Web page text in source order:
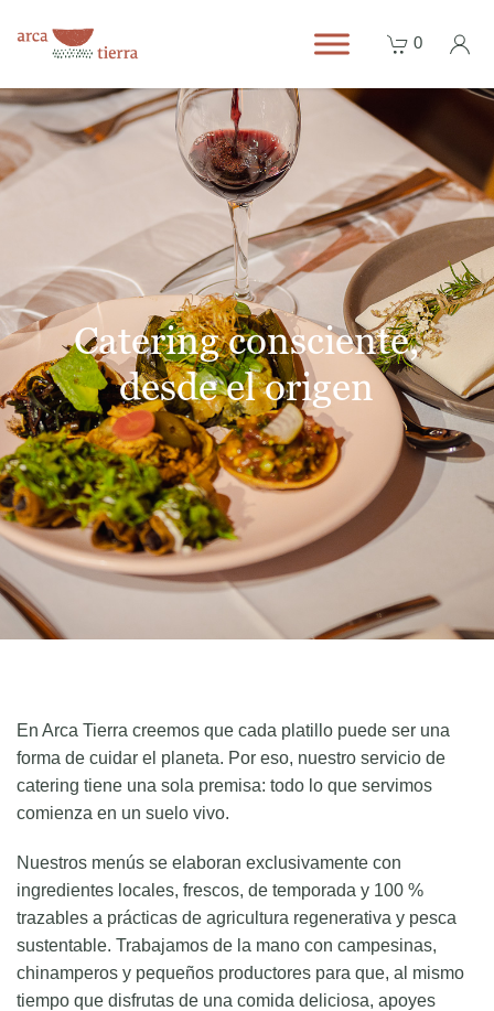
0
Catering consciente,
desde el origen
En Arca Tierra creemos que cada platillo puede ser una
forma de cuidar el planeta. Por eso, nuestro servicio de
catering tiene una sola premisa: todo lo que servimos
comienza en un suelo vivo.
Nuestros menús se elaboran exclusivamente con
ingredientes locales, frescos, de temporada y 100 %
trazables a prácticas de agricultura regenerativa y pesca
sustentable. Trabajamos de la mano con campesinas,
chinamperos y pequeños productores para que, al mismo
tiempo que disfrutas de una comida deliciosa, apoyes